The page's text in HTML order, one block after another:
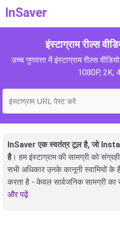
InSaver
इंस्टाग्राम रील्स
उच्च गुणवत्ता में इंस्टाग्राम रील्स
1080P, 2K,
InSaver एक स्वतंत्र टूल है, जो
है। हम इंस्टाग्राम की सामग्री को
सभी अधिकार उनके कानूनी स्वामियों के
करता है - केवल सार्वजनिक सामग्री
और पढ़ें